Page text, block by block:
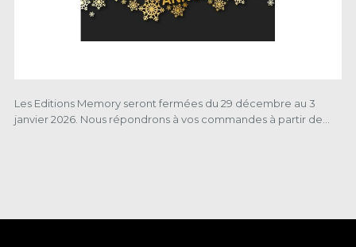
Les Editions Memory seront fermées du 29 décembre au 3
janvier 2026. Nous répondrons à vos commandes à partir de...